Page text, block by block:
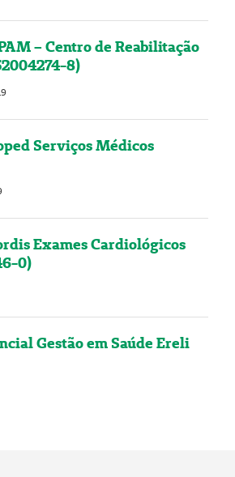
– Centro de Reabilitação
8)
Serviços Médicos
Exames Cardiológicos
0)
Gestão em Saúde Ereli